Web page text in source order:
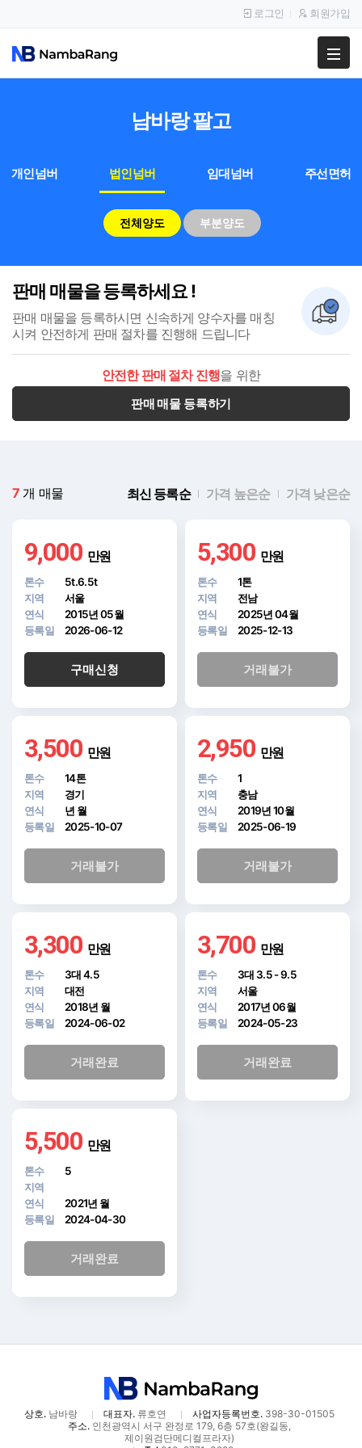
팔고
공지사항
로그인 회원가입
남바랑팔고
개인넘버 법인넘버 임대넘버 주선면허
전체양도 부분양도
판매 매물을 등록하세요 !
판매 매물을 등록하시면 신속하게 양수자를 매칭
시켜 안전하게 판매 절차를 진행해 드립니다
안전한 판매 절차 진행을 위한
판매 매물 등록하기
7 개 매물 최신 등록순 가격 높은순 가격 낮은순
9,000 만원
톤수
5t.6.5t
지역
서울
연식
2015년 05월
등록일
2026-06-12
구매신청
5,300 만원
톤수
1톤
지역
전남
연식
2025년 04월
등록일
2025-12-13
거래불가
3,500 만원
톤수
14톤
지역
경기
연식
년 월
등록일
2025-10-07
거래불가
2,950 만원
톤수
1
지역
충남
연식
2019년 10월
등록일
2025-06-19
거래불가
3,300 만원
톤수
3대 4.5
지역
대전
연식
2018년 월
등록일
2024-06-02
거래완료
3,700 만원
톤수
3대 3.5 - 9.5
지역
서울
연식
2017년 06월
등록일
2024-05-23
거래완료
5,500 만원
톤수
5
지역
연식
2021년 월
등록일
2024-04-30
거래완료
상호.남바랑 대표자.류호연 사업자등록번호.398-30-01505
주소.인천광역시 서구 완정로 179, 6층 57호(왕길동,
제이원검단메디컬프라자)